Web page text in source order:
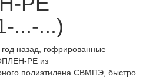
...-...)
назад, гофрированные
РЕ из
полиэтилена СВМПЭ, быстро